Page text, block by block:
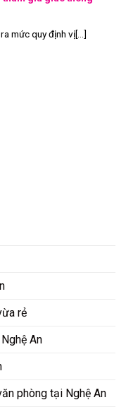
mức quy định vị[...]
rẻ
An
phòng tại Nghệ An